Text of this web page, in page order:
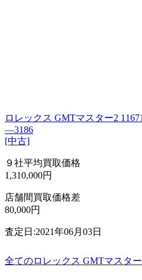
ロレックス GMTマスター2
―3186
[中古]
９社平均買取価格
1,310,000円
店舗間買取価格差
80,000円
査定日:2021年06月03日
全てのロレックス GMTマスタ